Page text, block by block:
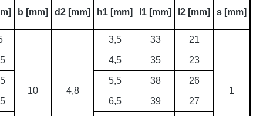
b [mm] d2 [mm] h1 [mm] l1 [mm] l2 [mm] s [mm]
10 4,8
3,5 33 21
1
4,5 35 23
5,5 38 26
6,5 39 27